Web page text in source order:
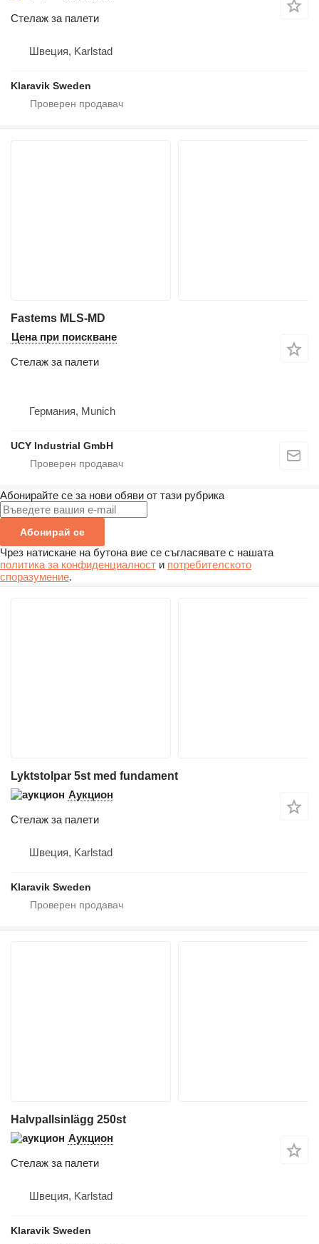
Стелаж за палети
Швеция, Karlstad
Klaravik Sweden
Fastems MLS-MD
Цена при поискване
Стелаж за палети
Германия, Munich
UCY Industrial GmbH
Абонирайте се за нови обяви от тази рубрика
Абонирай се
Чрез натискане на бутона вие се съгласявате с нашата
политика за конфиденциалност и потребителското
споразумение.
Lyktstolpar 5st med fundament
Аукцион
Стелаж за палети
Швеция, Karlstad
Klaravik Sweden
Halvpallsinlägg 250st
Аукцион
Стелаж за палети
Швеция, Karlstad
Klaravik Sweden